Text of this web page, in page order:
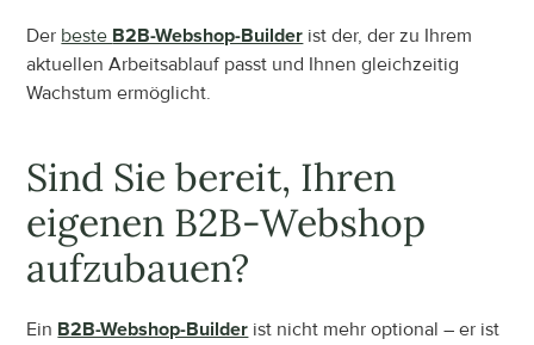
Der beste B2B-Webshop-Builder ist der, der zu Ihrem
aktuellen Arbeitsablauf passt und Ihnen gleichzeitig
Wachstum ermöglicht.
Sind Sie bereit, Ihren
eigenen B2B-Webshop
aufzubauen?
Ein B2B-Webshop-Builder ist nicht mehr optional – er ist